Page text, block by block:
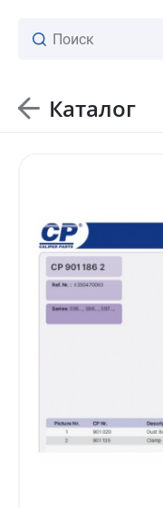
Каталог